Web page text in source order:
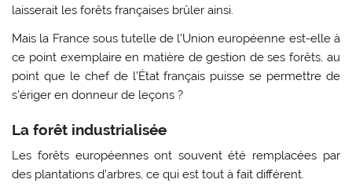
laisserait les forêts françaises brûler ainsi.
Mais la France sous tutelle de l’Union européenne est-elle à
ce point exemplaire en matière de gestion de ses forêts, au
point que le chef de l’État français puisse se permettre de
s’ériger en donneur de leçons ?
La forêt industrialisée
Les forêts européennes ont souvent été remplacées par
des plantations d’arbres, ce qui est tout à fait différent.